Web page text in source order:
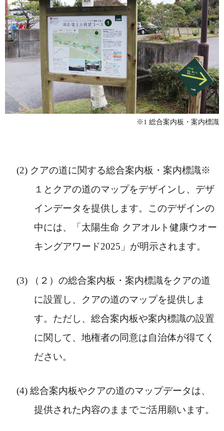
※1 総合案内板・案内標識
クアの道に関する総合案内板・案内標識※
１とクアの道のマップをデザインし、デザ
インデータを提供します。このデザインの
中には、「太陽生命 クアオルト健康ウオー
キングアワード2025」が明示されます。
（２）の総合案内板・案内標識をクアの道
に設置し、クアの道のマップを提供しま
す。ただし、総合案内板や案内標識の設置
に関して、地権者の同意は自治体が得てく
ださい。
総合案内板やクアの道のマップデータは、
提供された内容のままでご活用願います。